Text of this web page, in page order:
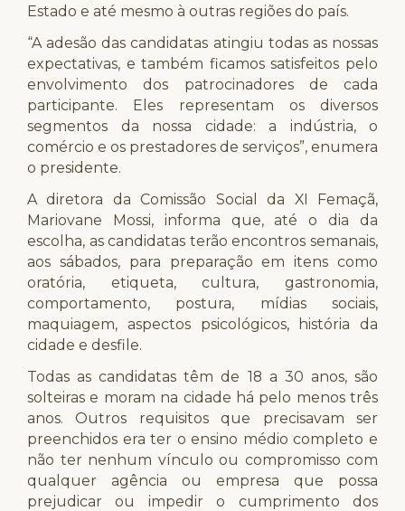
Estado e até mesmo à outras regiões do país.
“A adesão das candidatas atingiu todas as nossas
expectativas, e também ficamos satisfeitos pelo
envolvimento dos patrocinadores de cada
participante. Eles representam os diversos
segmentos da nossa cidade: a indústria, o
comércio e os prestadores de serviços”, enumera
o presidente.
A diretora da Comissão Social da XI Femaçã,
Mariovane Mossi, informa que, até o dia da
escolha, as candidatas terão encontros semanais,
aos sábados, para preparação em itens como
oratória, etiqueta, cultura, gastronomia,
comportamento, postura, mídias sociais,
maquiagem, aspectos psicológicos, história da
cidade e desfile.
Todas as candidatas têm de 18 a 30 anos, são
solteiras e moram na cidade há pelo menos três
anos. Outros requisitos que precisavam ser
preenchidos era ter o ensino médio completo e
não ter nenhum vínculo ou compromisso com
qualquer agência ou empresa que possa
prejudicar ou impedir o cumprimento dos